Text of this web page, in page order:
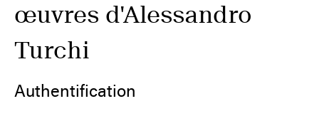
œuvres d'Alessandro
Turchi
Authentification